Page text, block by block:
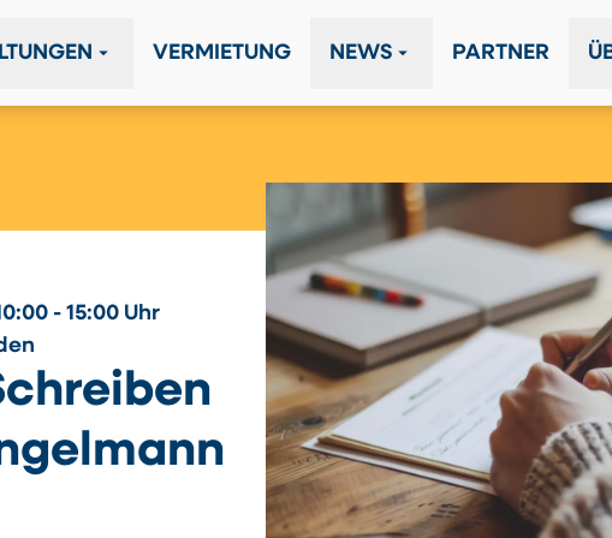
arrow_drop_down VERMIETUNG NEWS arrow_drop_down PARTNER
- 15:00 Uhr